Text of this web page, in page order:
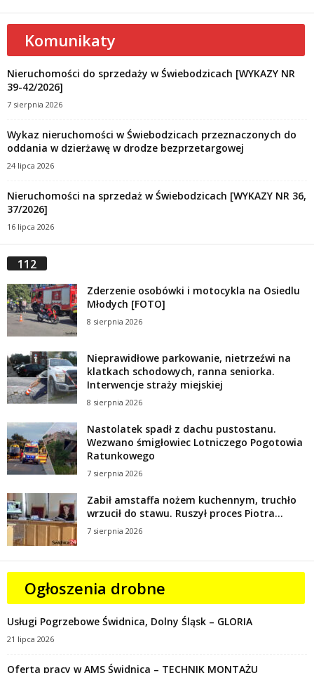
Komunikaty
Nieruchomości do sprzedaży w Świebodzicach [WYKAZY NR
39-42/2026]
7 sierpnia 2026
Wykaz nieruchomości w Świebodzicach przeznaczonych do
oddania w dzierżawę w drodze bezprzetargowej
24 lipca 2026
Nieruchomości na sprzedaż w Świebodzicach [WYKAZY NR 36,
37/2026]
16 lipca 2026
112
Zderzenie osobówki i motocykla na Osiedlu
Młodych [FOTO]
8 sierpnia 2026
Nieprawidłowe parkowanie, nietrzeźwi na
klatkach schodowych, ranna seniorka.
Interwencje straży miejskiej
8 sierpnia 2026
Nastolatek spadł z dachu pustostanu.
Wezwano śmigłowiec Lotniczego Pogotowia
Ratunkowego
7 sierpnia 2026
Zabił amstaffa nożem kuchennym, truchło
wrzucił do stawu. Ruszył proces Piotra...
7 sierpnia 2026
Ogłoszenia drobne
Usługi Pogrzebowe Świdnica, Dolny Śląsk – GLORIA
21 lipca 2026
Oferta pracy w AMS Świdnica – TECHNIK MONTAŻU